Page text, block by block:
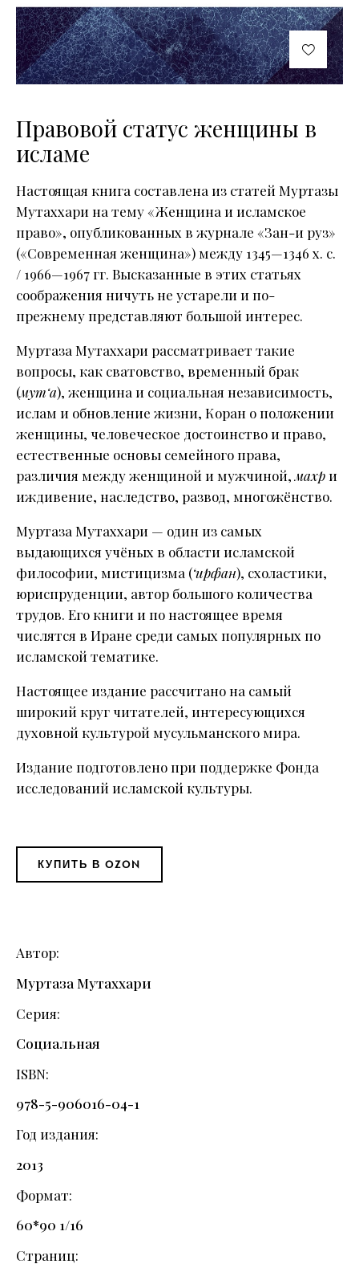
Правовой статус женщины в
исламе
Настоящая книга составлена из статей Муртазы
Мутаххари на тему «Женщина и исламское
право», опубликованных в журнале «Зан-и руз»
(«Современная женщина») между 1345—1346 х. с.
/ 1966—1967 гг. Высказанные в этих статьях
соображения ничуть не устарели и по-
прежнему представляют большой интерес.
Муртаза Мутаххари рассматривает такие
вопросы, как сватовство, временный брак
(мут‘а), женщина и социальная независимость,
ислам и обновление жизни, Коран о положении
женщины, человеческое до­стоинство и право,
естественные основы семейного права,
различия между женщиной и мужчиной,махри
иждивение, наследство, развод, многожёнство.
Муртаза Мутаххари — один из самых
выдающихся учёных в области исламской
философии, мистицизма (‘ирфан), схоластики,
юриспруденции, автор большого количества
трудов. Его книги и по настоящее время
числятся в Иране среди самых популярных по
исламской тематике.
Настоящее издание рассчитано на самый
широкий круг читателей, интересующихся
духовной культурой мусульманского мира.
Издание подготовлено при поддержке Фонда
исследований исламской культуры.
КУПИТЬ В OZON
Автор
Муртаза Мутаххари
Серия
Социальная
ISBN
978-5-906016-04-1
Год издания
2013
Формат
60*90 1/16
Страниц